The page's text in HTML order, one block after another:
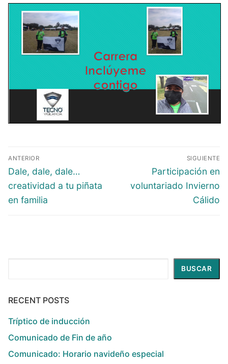
ANTERIOR
Dale, dale, dale…
creatividad a tu piñata
en familia
SIGUIENTE
Participación en
voluntariado Invierno
Cálido
BUSCAR
RECENT POSTS
Tríptico de inducción
Comunicado de Fin de año
Comunicado: Horario navideño especial